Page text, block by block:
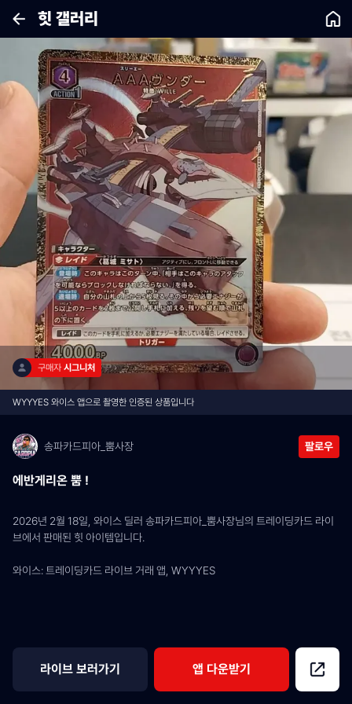
힛 갤러리
구매자 시그니처
WYYYES 와이스 앱으로 촬영한 인증된 상품입니다
송파카드피아_뿜사장 팔로우
에반게리온 뿜 !
2026년 2월 18일, 와이스 딜러 송파카드피아_뿜사장님의 트레이딩카드 라이
브에서 판매된 힛 아이템입니다.
와이스: 트레이딩카드 라이브 거래 앱, WYYYES
라이브 보러가기 앱 다운받기